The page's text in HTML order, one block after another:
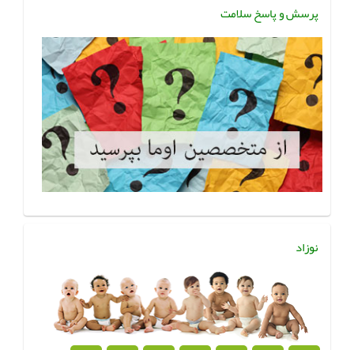
پرسش و پاسخ سلامت
نوزاد